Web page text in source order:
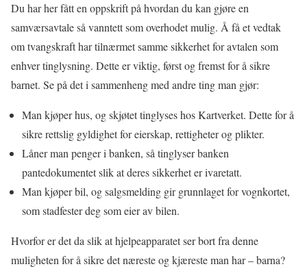
Du har her fått en oppskrift på hvordan du kan gjøre en
samværsavtale så vanntett som overhodet mulig. Å få et vedtak
om tvangskraft har tilnærmet samme sikkerhet for avtalen som
enhver tinglysning. Dette er viktig, først og fremst for å sikre
barnet. Se på det i sammenheng med andre ting man gjør:
Man kjøper hus, og skjøtet tinglyses hos Kartverket. Dette for å
sikre rettslig gyldighet for eierskap, rettigheter og plikter.
Låner man penger i banken, så tinglyser banken
pantedokumentet slik at deres sikkerhet er ivaretatt.
Man kjøper bil, og salgsmelding gir grunnlaget for vognkortet,
som stadfester deg som eier av bilen.
Hvorfor er det da slik at hjelpeapparatet ser bort fra denne
muligheten for å sikre det næreste og kjæreste man har – barna?